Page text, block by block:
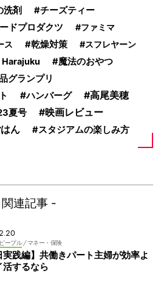
洗剤 チーズティー
ドプロダクツ ファミマ
ス 乾燥対策 スフレヤーン
Harajuku 魔法のおやつ
グランプリ
ハンバーグ
高尾美穂
夏号
映画レビュー
ん スタジアムの楽しみ方
連記事 -
ープル / マネー・保険
実践編】共働きパート主婦が効率よ
活するなら